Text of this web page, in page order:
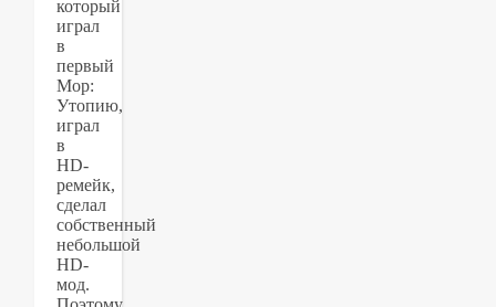
который
играл
в
первый
Мор:
Утопию,
играл
в
HD-
ремейк,
сделал
собственный
небольшой
HD-
мод.